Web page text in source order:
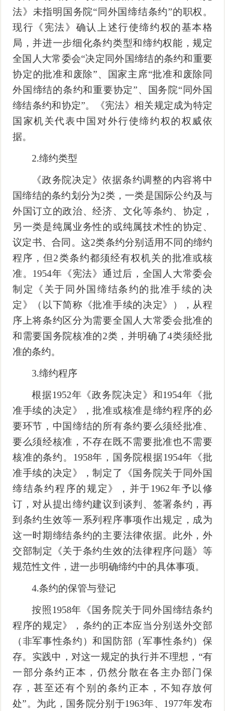
法》未指明国务院“同外国缔结条约”的职权。
现行《宪法》确认上述行使缔约权的基本格
局，并进一步细化条约类型和缔约权能，规定
全国人大常委会“决定同外国缔结的条约和重要
协定的批准和废除”、国家主席“批准和废除同
外国缔结的条约和重要协定”、国务院“同外国
缔结条约和协定”。《宪法》相关规定成为特定
国家机关代表中国对外行使缔约权的权威依
据。
2.缔约类型
《政务院决定》依据条约调整的内容将中
国缔结的条约划分为2类，一类是国际公约及与
外国订立的政治、经济、文化等条约、协定，
另一类是纯属业务性的或纯属技术性的协定、
议定书、合同。这2类条约分别适用不同的缔约
程序，但 2类条约都须经有权机关的批准或核
准。 1954年《宪法》通过后，全国人大常委会
制定《关于同外国缔结条约的批准手续的决
定》（以下简称《批准手续的决定》），从程
序上将条约区分为需要全国人大常委会批准的
和需要国务院核准的2类，并明确了4类须经批
准的条约。
3.缔约程序
根据1952年《政务院决定》和1954年《批
准手续的决定》，批准或核准是缔约程序的必
要环节，中国缔结的所有条约要么须经批准、
要么须经核准，不存在既不需要批准也不需要
核准的条约。 1958年，国务院根据1954年《批
准手续的决定》，制定了《国务院关于同外国
缔结条约程序的规定》，并于1962年予以修
订，对从提出缔约建议到谈判、签署条约，再
到条约生效等一系列程序事项作出规定，成为
这一时期缔结条约的主要法律依据。此外，外
交部制定《关于条约生效的法律程序问题》等
规范性文件，进一步明确缔约中的具体事项。
4.条约的保管与登记
按照 1958年《国务院关于同外国缔结条约
程序的规定》，条约的正本应当分别送外交部
（非军事性条约）和国防部（军事性条约）保
存。实践中，对这一规定的执行并不理想，“有
一部分条约正本，仍然分散在各主办部门保
存，甚至还有个别的条约正本，不知存放何
处”。为此，国务院分别于1963年、 1977年发布